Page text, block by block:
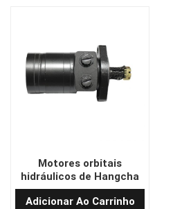
Motores orbitais
hidráulicos de Hangcha
BME2-200-HST1
Adicionar Ao Carrinho